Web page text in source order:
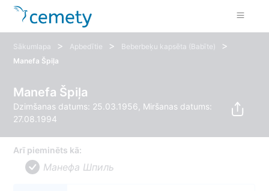
Sākumlapa > Apbedītie > Beberbeķu kapsēta (Babīte) >
Manefa Špiļa
Manefa Špiļa
Dzimšanas datums: 25.03.1956, Miršanas datums:
27.08.1994
Arī pieminēts kā:
Манефа Шпиль